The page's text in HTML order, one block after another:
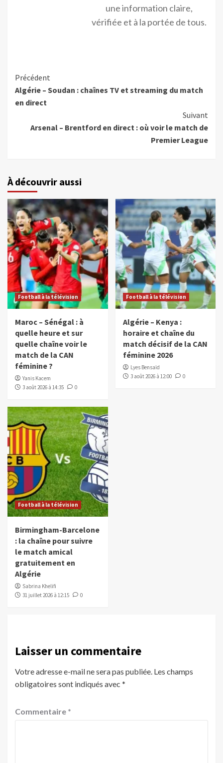
une information claire,
vérifiée et à la portée de tous.
Précédent
Algérie – Soudan : chaînes TV et streaming du match
en direct
Suivant
Arsenal – Brentford en direct : où voir le match de
Premier League
À découvrir aussi
Football à la télévision
Maroc – Sénégal : à
quelle heure et sur
quelle chaîne voir le
match de la CAN
féminine ?
Yanis Kacem
3 août 2026 à 14:35
0
Football à la télévision
Algérie – Kenya :
horaire et chaîne du
match décisif de la CAN
féminine 2026
Lyes Bensaïd
3 août 2026 à 12:00
0
Football à la télévision
Birmingham-Barcelone
: la chaîne pour suivre
le match amical
gratuitement en
Algérie
Sabrina Khelifi
31 juillet 2026 à 12:15
0
Laisser un commentaire
Votre adresse e-mail ne sera pas publiée. Les champs
obligatoires sont indiqués avec *
Commentaire *